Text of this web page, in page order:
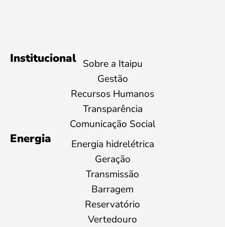
Institucional Sobre a Itaipu
Gestão
Recursos Humanos
Transparência
Comunicação Social
Energia
Energia hidrelétrica
Geração
Transmissão
Barragem
Reservatório
Vertedouro